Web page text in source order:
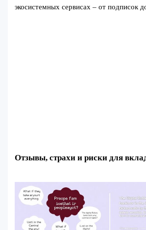
экосистемных сервисах – от подписок
Отзывы, страхи и риски для